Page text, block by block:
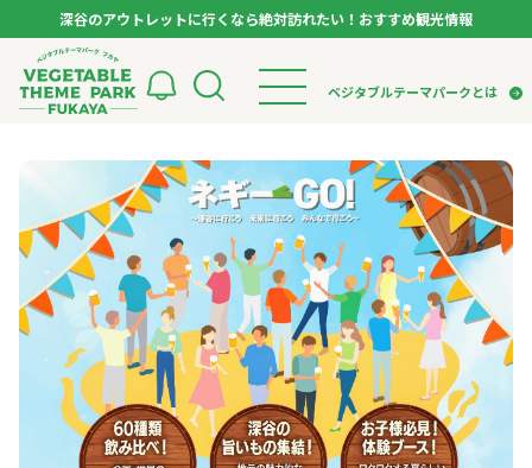
深谷のアウトレットに行くなら絶対訪れたい！おすすめ観光情報
ベジタブルテーマパークとは
検索
トップページ
モデルコース
スポット
イベント
体験
特集記事
ベジタブルテーマパークとは
VTPキャストミーティング
パートナー企業について
市長インタビュー
生産者インタビュー
アンバサダー
お役立ち情報
レシピ集